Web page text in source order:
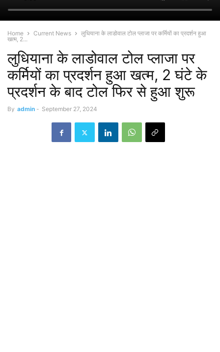
Home Current News
लुधियाना के लाडोवाल टोल प्लाजा पर कर्मियों का प्रदर्शन हुआ
खत्म, 2...
लुधियाना के लाडोवाल टोल प्लाजा पर
कर्मियों का प्रदर्शन हुआ खत्म, 2 घंटे के
प्रदर्शन के बाद टोल फिर से हुआ शुरू
By admin - September 27, 2024